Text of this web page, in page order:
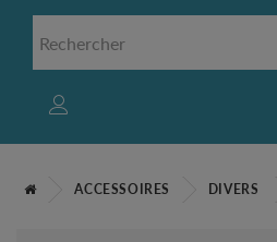
ACCESSOIRES DIVERS